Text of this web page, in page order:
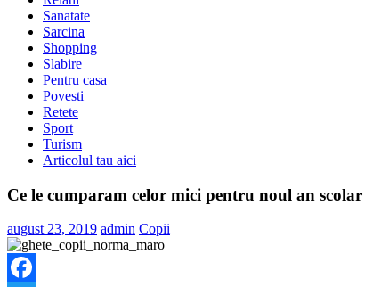
Sanatate
Sarcina
Shopping
Slabire
Pentru casa
Povesti
Retete
Sport
Turism
Articolul tau aici
Ce le cumparam celor mici pentru noul an scolar
august 23, 2019 admin Copii